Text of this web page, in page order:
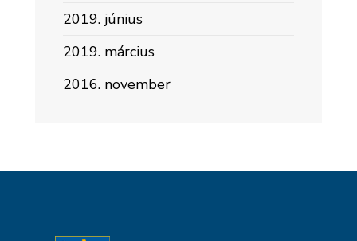
2019. június
2019. március
2016. november